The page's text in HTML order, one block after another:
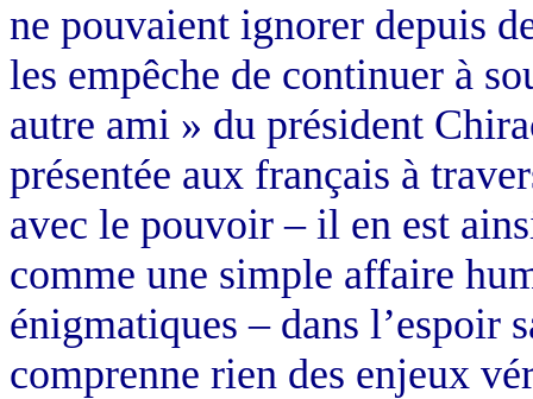
ne pouvaient ignorer depuis
les empêche de continuer à
autre ami » du président
présentée aux français à
avec le pouvoir – il en est
comme une simple affaire
énigmatiques – dans l’espoir
comprenne rien des enjeux